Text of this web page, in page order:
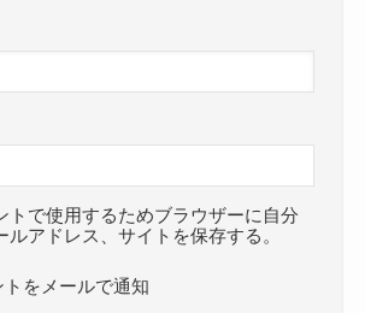
トで使用するためブラウザーに自分
ルアドレス、サイトを保存する。
をメールで通知